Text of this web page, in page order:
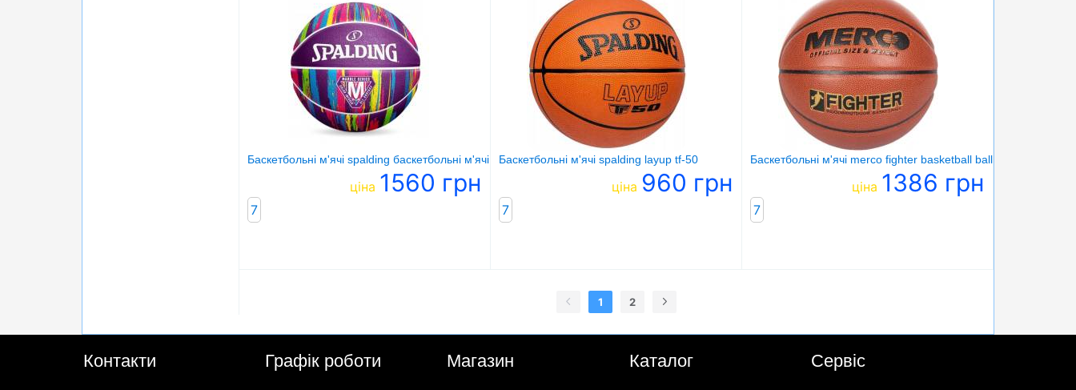
Баскетбольні м'ячі spalding баскетбольні м'ячі marble ball фіолетовий
ціна 1560 грн
7
Баскетбольні м'ячі spalding layup tf-50
ціна 960 грн
7
Баскетбольні м'ячі merco fighter basketball ball
ціна 1386 грн
7
1 2
Контакти Графік роботи Магазин Каталог Сервіс